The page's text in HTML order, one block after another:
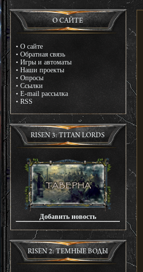
О САЙТЕ
• О сайте
• Обратная связь
• Игры и автоматы
• Наши проекты
• Опросы
• Ссылки
• E-mail рассылка
• RSS
RISEN 3: TITAN LORDS
Добавить новость
RISEN 2: ТЕМНЫЕ ВОДЫ